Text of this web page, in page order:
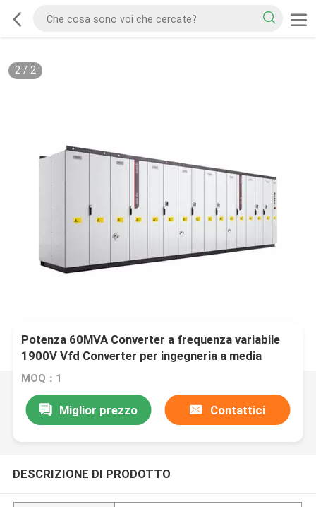
2/ 2
Potenza 60MVA Converter a frequenza variabile
1900V Vfd Converter per ingegneria a media
tensione
MOQ：1
Miglior prezzo Contattici
DESCRIZIONE DI PRODOTTO